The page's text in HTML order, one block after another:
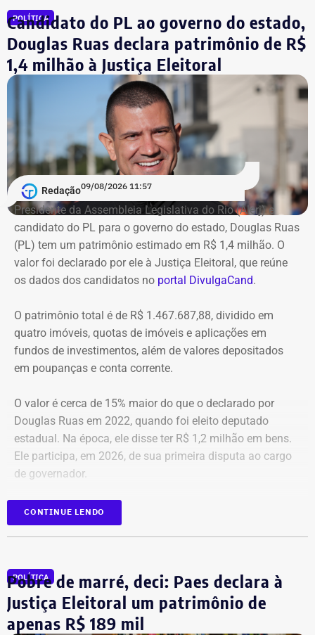
POLÍTICA
Candidato do PL ao governo do estado,
Douglas Ruas declara patrimônio de R$
1,4 milhão à Justiça Eleitoral
Redação09/08/2026 11:57
Presidente da Assembleia Legislativa do Rio (Alerj) e
candidato do PL para o governo do estado, Douglas Ruas
(PL) tem um patrimônio estimado em R$ 1,4 milhão. O
valor foi declarado por ele à Justiça Eleitoral, que reúne
os dados dos candidatos no portal DivulgaCand.
O patrimônio total é de R$ 1.467.687,88, dividido em
quatro imóveis, quotas de imóveis e aplicações em
fundos de investimentos, além de valores depositados
em poupanças e conta corrente.
O valor é cerca de 15% maior do que o declarado por
Douglas Ruas em 2022, quando foi eleito deputado
estadual. Na época, ele disse ter R$ 1,2 milhão em bens.
Ele participa, em 2026, de sua primeira disputa ao cargo
de governador.
CONTINUE LENDO
POLÍTICA
Pobre de marré, deci: Paes declara à
Justiça Eleitoral um patrimônio de
apenas R$ 189 mil